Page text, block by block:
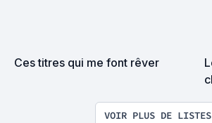
Ces titres qui me font rêver
VOIR PLUS DE LISTES